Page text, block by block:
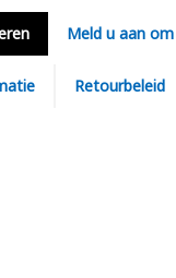
Meld u aan
Retourbeleid